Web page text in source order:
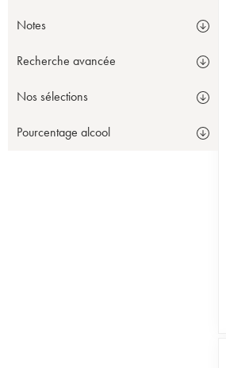
Notes
Recherche avancée
Nos sélections
Pourcentage alcool